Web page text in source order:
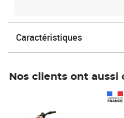
Caractéristiques
Nos clients ont aussi